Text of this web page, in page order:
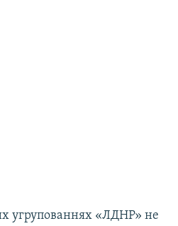
угрупованнях «ЛДНР» не